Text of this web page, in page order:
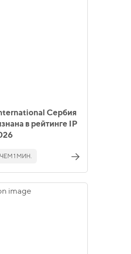
Сербия
в рейтинге IP
1 МИН.